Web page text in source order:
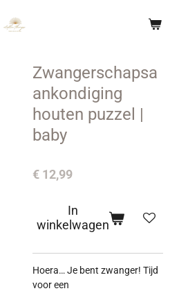
Zwangerschapsa
ankondiging
houten puzzel |
baby
€ 12,99
In
winkelwagen
Hoera… Je bent zwanger! Tijd
voor een